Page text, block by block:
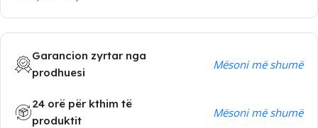
Garancion zyrtar nga
prodhuesi
Mësoni më shumë
24 orë për kthim të
produktit
Mësoni më shumë